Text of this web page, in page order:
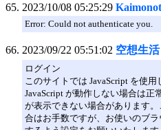
2023/10/08 05:25:29
Error: Could not authenticate you.
2023/09/22 05:51:02 空想生
ログイン
このサイトでは JavaScript を使
JavaScript が動作しない場合は正
が表示できない場合があります
合はお手数ですが、お使いのブ